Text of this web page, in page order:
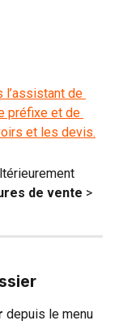
de vente >
depuis le menu